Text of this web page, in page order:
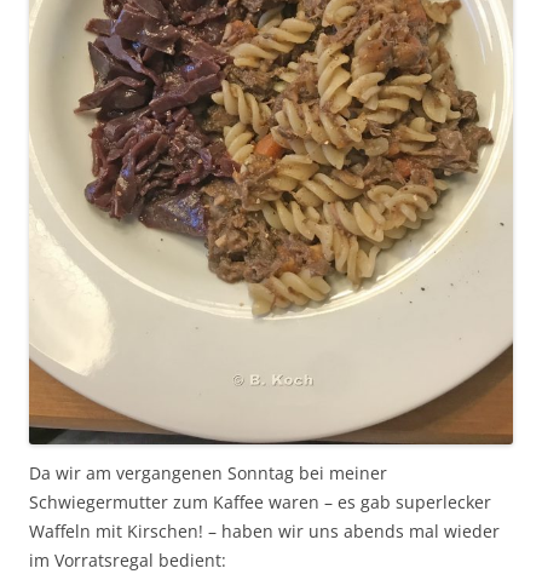
Da wir am vergangenen Sonntag bei meiner
Schwiegermutter zum Kaffee waren – es gab superlecker
Waffeln mit Kirschen! – haben wir uns abends mal wieder
im Vorratsregal bedient: